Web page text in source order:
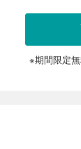
は日本人の主人公
な恐竜！ 激しい戦
※期間限定